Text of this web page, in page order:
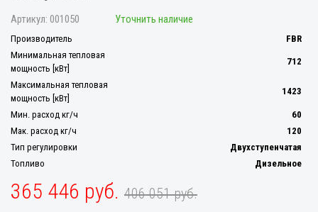
Артикул: 001050 Уточнить наличие
Производитель
FBR
Минимальная тепловая
мощность [кВт]
712
Максимальная тепловая
мощность [кВт]
1423
Мин. расход кг/ч
60
Мак. расход кг/ч
120
Тип регулировки
Двухступенчатая
Топливо
Дизельное
365 446 руб. 406 051 руб.